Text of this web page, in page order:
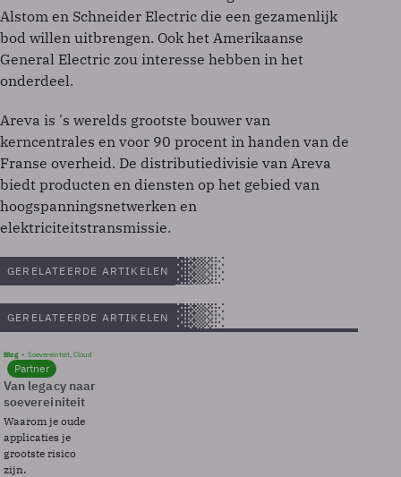
Alstom en Schneider Electric die een gezamenlijk
bod willen uitbrengen. Ook het Amerikaanse
General Electric zou interesse hebben in het
onderdeel.
Areva is 's werelds grootste bouwer van
kerncentrales en voor 90 procent in handen van de
Franse overheid. De distributiedivisie van Areva
biedt producten en diensten op het gebied van
hoogspanningsnetwerken en
elektriciteitstransmissie.
GERELATEERDE ARTIKELEN
GERELATEERDE ARTIKELEN
Blog Soevereinteit, Cloud
Partner
Van legacy naar
soevereiniteit
Waarom je oude
applicaties je
grootste risico
zijn.